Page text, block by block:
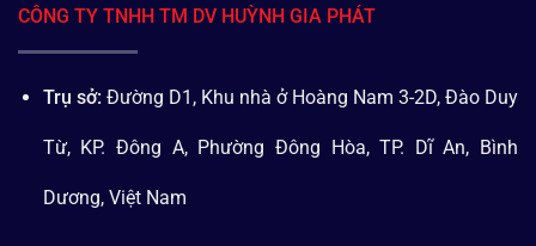
CÔNG TY TNHH TM DV HUỲNH GIA PHÁT
Trụ sở: Đường D1, Khu nhà ở Hoàng Nam 3-2D, Đào Duy
Từ, KP. Đông A, Phường Đông Hòa, TP. Dĩ An, Bình
Dương, Việt Nam